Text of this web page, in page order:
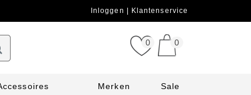
Inloggen Klantenservice
0 0
Merken Sale